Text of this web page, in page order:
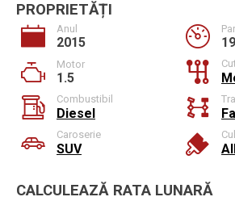
PROPRIETĂȚI
Anul
2015
Motor
1.5
Combustibil
Diesel
Caroserie
SUV
CALCULEAZĂ RATA LUNARĂ